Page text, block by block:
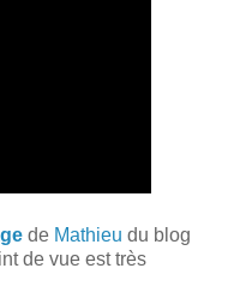
de Mathieu du blog
de vue est très